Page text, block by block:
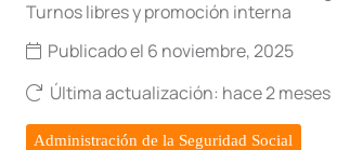
Turnos libres y promoción interna
Publicado el 6 noviembre, 2025
Última actualización: hace 2 meses
Administración de la Seguridad Social